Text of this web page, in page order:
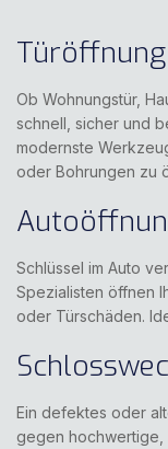
Ob Wohnungstür,
schnell, sicher und
modernste
oder Bohrungen zu
Schlüssel im Auto
Spezialisten öffnen
oder Türschäden.
Ein defektes oder
gegen